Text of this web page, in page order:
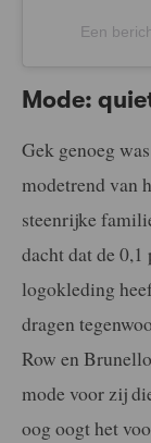
Een
Mode:
Gek genoeg
modetrend van
steenrijke
dacht dat de
logokleding
dragen
Row en
mode voor zij
oog oogt het